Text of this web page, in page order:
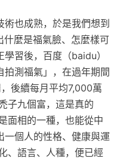
術也成熟，於是我們想到
什麼是福氣臉、怎麼樣可
習後，百度（baidu）
拍測福氣」，在過年期間
後續每月平均7,000萬
子九個富，這是真的
面相的一種，也能從中
一個人的性格、健康與運
、語言、人種，便已經